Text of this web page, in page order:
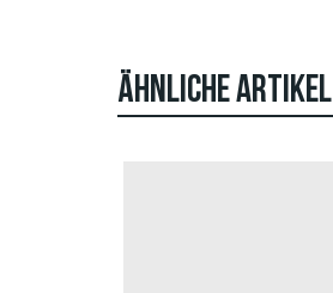
ÄHNLICHE ARTIKEL